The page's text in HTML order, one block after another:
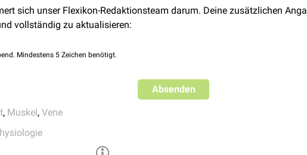
sich unser Flexikon-Redaktionsteam darum. Deine zusätzlichen
vollständig zu aktualisieren:
Mindestens 5 Zeichen benötigt.
Absenden
, Muskel, Vene